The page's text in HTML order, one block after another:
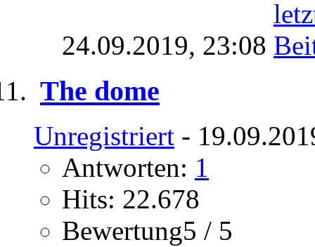
24.09.2019, 23:08
The dome
Unregistriert -
Antworten: 1
Hits: 22.678
Bewertung5 / 5